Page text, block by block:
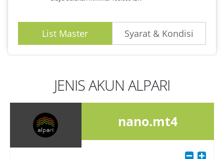
List Master Syarat & Kondisi
JENIS AKUN ALPARI
nano.mt4